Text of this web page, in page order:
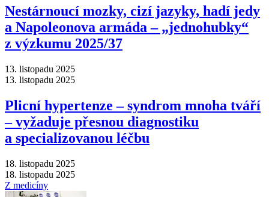
Nestárnoucí mozky, cizí jazyky, hadí jedy
a Napoleonova armáda –⁠ „jednohubky“
z výzkumu 2025/37
13. listopadu 2025
13. listopadu 2025
Plicní hypertenze –⁠ syndrom mnoha tváří
–⁠ vyžaduje přesnou diagnostiku
a specializovanou léčbu
18. listopadu 2025
18. listopadu 2025
Z medicíny